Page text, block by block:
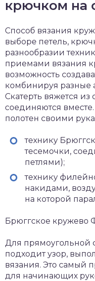
крючком на
Способ вязания
выборе петель,
разнообразии
приемами вязания
возможность
комбинируя разные
Скатерть вяжется
соединяются
полотен своими
технику
тесемочки,
петлями);
технику
накидами,
на которой
Брюггское кружево
Для прямоугольной
подходит узор,
вязания. Это самый
для начинающих